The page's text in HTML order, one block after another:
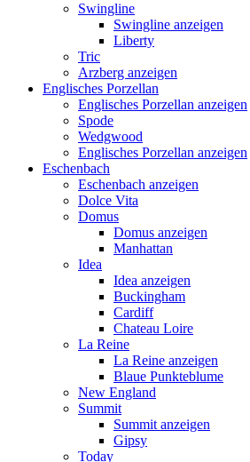
Swingline
Swingline anzeigen
Liberty
Tric
Arzberg anzeigen
Englisches Porzellan
Englisches Porzellan anzeigen
Spode
Wedgwood
Englisches Porzellan anzeigen
Eschenbach
Eschenbach anzeigen
Dolce Vita
Domus
Domus anzeigen
Manhattan
Idea
Idea anzeigen
Buckingham
Cardiff
Chateau Loire
La Reine
La Reine anzeigen
Blaue Punkteblume
New England
Summit
Summit anzeigen
Gipsy
Today